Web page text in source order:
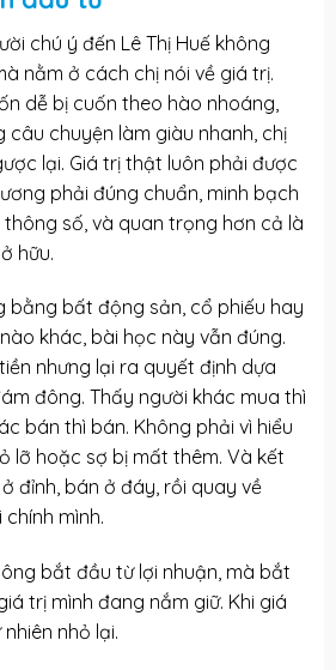
chú ý đến Lê Thị Huế không
nằm ở cách chị nói về giá trị.
dễ bị cuốn theo hào nhoáng,
câu chuyện làm giàu nhanh, chị
lại. Giá trị thật luôn phải được
phải đúng chuẩn, minh bạch
số, và quan trọng hơn cả là
hữu.
bằng bất động sản, cổ phiếu hay
khác, bài học này vẫn đúng.
nhưng lại ra quyết định dựa
đông. Thấy người khác mua thì
bán thì bán. Không phải vì hiểu
lỡ hoặc sợ bị mất thêm. Và kết
đỉnh, bán ở đáy, rồi quay về
mình.
bắt đầu từ lợi nhuận, mà bắt
trị mình đang nắm giữ. Khi giá
nhỏ lại.